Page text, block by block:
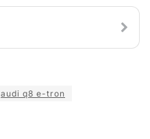
audi q8 e-tron